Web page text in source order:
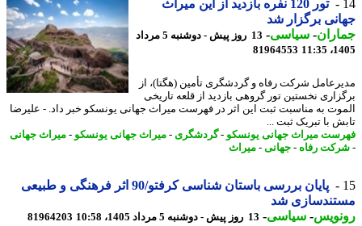
تور 120 نفره بازدید از این میراث
برگزار شد
- سیاسی-
13 روز پیش - دوشنبه 5 مرداد
81964553
شرکت رفاه و گردشگری تأمین (هگتا)، از
نخستین تور گروهی بازدید از قلعه تاریخی
به مناسبت ثبت این اثر در فهرست میراث جهانی یونسکو خبر داد. - علیرضا
با تبریک ثبت ...
میراث جهانی یونسکو-گردشگری- میراث جهانی یونسکو-میراث جهانی
رفاه -جهانی-میراث
پایان بررسی باستان شناسی کرفتو/90 اثر فرهنگی و طبیعی
شد
-سیاسی-13 روز پیش - دوشنبه 5 مرداد 1405، 10:58 81964203